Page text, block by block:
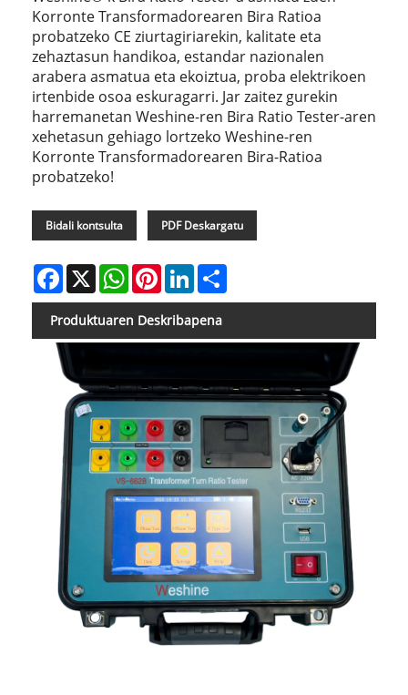
Korronte Transformadorearen Bira Ratioa
probatzeko CE ziurtagiriarekin, kalitate eta
zehaztasun handikoa, estandar nazionalen
arabera asmatua eta ekoiztua, proba elektrikoen
irtenbide osoa eskuragarri. Jar zaitez gurekin
harremanetan Weshine-ren Bira Ratio Tester-aren
xehetasun gehiago lortzeko Weshine-ren
Korronte Transformadorearen Bira-Ratioa
probatzeko!
Bidali kontsulta PDF Deskargatu
Facebook
X WhatsAppPinterestLinkedIn
Produktuaren Deskribapena